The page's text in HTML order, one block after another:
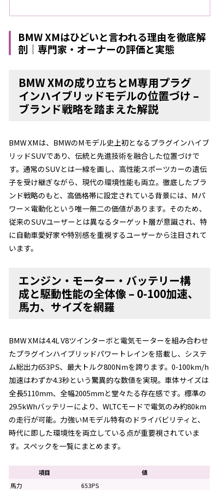
BMW XMはひどいと言われる理由を徹底解
剖｜専門家・オーナーの評価と実態
BMW XMの成り立ちとM専用プラグ
インハイブリッドモデルの位置づけ –
ブランド戦略を踏まえた解説
BMW XMは、BMWのMモデル史上初となるプラグインハイブ
リッドSUVであり、伝統と先進技術を融合した位置づけで
す。通常のSUVとは一線を画し、高性能スポーツカーの遺伝
子を受け継ぎながら、現代の環境性能も両立。徹底したブラ
ンド戦略のもと、高価格帯に設定されている背景には、Mパ
ワー×電動化という唯一無二の価値があります。そのため、
従来のSUVユーザーとは異なるターゲット層が意識され、特
に自動車愛好家や特別感を重視するユーザーから注目されて
います。
エンジン・モーター・バッテリー構
成と駆動性能の全体像 – 0-100加速、
馬力、サイズを網羅
BMW XMは4.4L V8ツインターボと電気モーターを組み合わせ
たプラグインハイブリッドパワートレインを搭載し、システ
ム総出力653PS、最大トルク800Nmを誇ります。0-100km/h
加速はわずか4.3秒という驚異的な数値を実現。車体サイズは
全長5110mm、全幅2005mmと堂々たる存在感です。標準の
29.5kWhバッテリーにより、WLTCモードで電気のみ約80km
の走行が可能。力強いMモデル特有のドライバビリティと、
時代に即した環境性を両立している点が重要視されていま
す。スペックを一覧にまとめます。
項目
値
馬力
653PS